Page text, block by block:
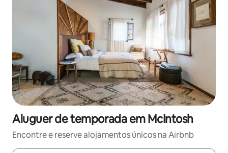
Aluguer de temporada em McIntosh
Encontre e reserve alojamentos únicos na Airbnb